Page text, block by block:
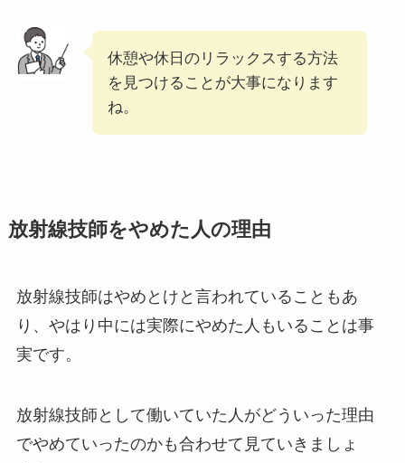
休憩や休日のリラックスする方法
を見つけることが大事になります
ね。
放射線技師をやめた人の理由
放射線技師はやめとけと言われていることもあ
り、やはり中には実際にやめた人もいることは事
実です。
放射線技師として働いていた人がどういった理由
でやめていったのかも合わせて見ていきましょ